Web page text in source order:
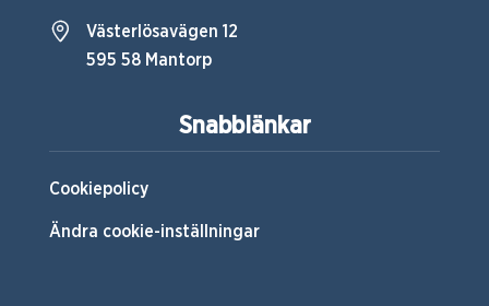
Snabblänkar
Cookiepolicy
Ändra cookie-inställningar
Västerlösavägen 12
595 58 Mantorp